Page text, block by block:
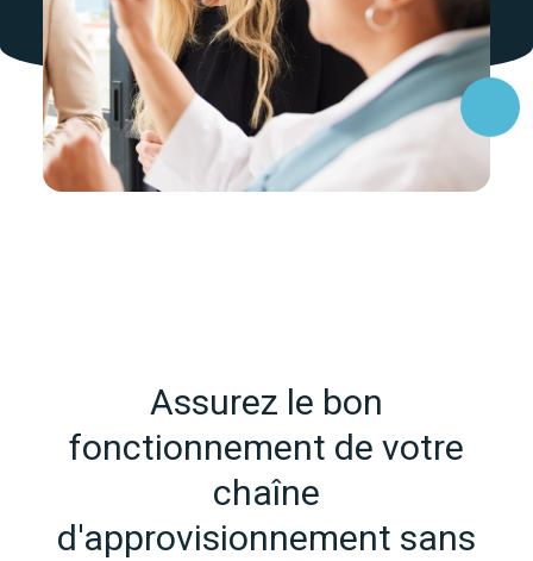
Assurez le bon
fonctionnement de votre
chaîne
d'approvisionnement sans